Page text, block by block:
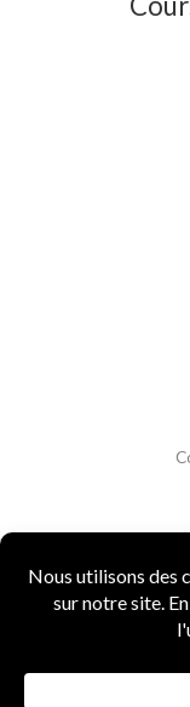
Mentions légales
Numismate